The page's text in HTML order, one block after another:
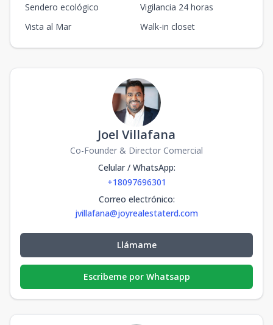
Sendero ecológico
Vigilancia 24 horas
Vista al Mar
Walk-in closet
Joel Villafana
Co-Founder & Director Comercial
Celular / WhatsApp:
+18097696301
Correo electrónico:
jvillafana@joyrealestaterd.com
Llámame
Escribeme por Whatsapp